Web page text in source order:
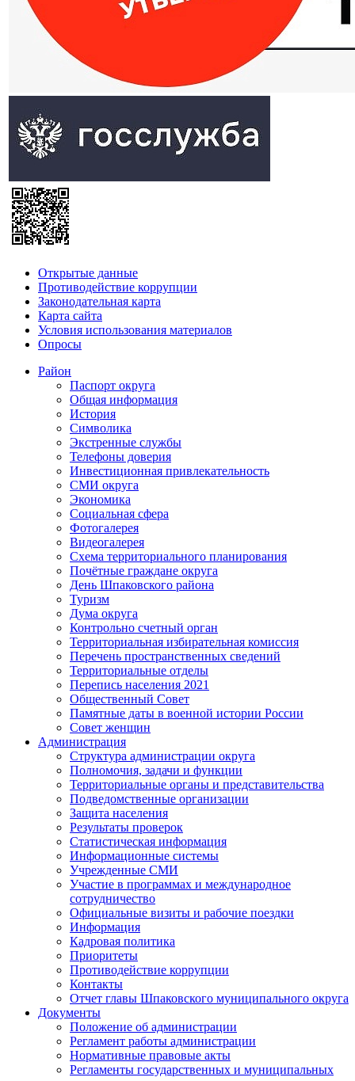
Открытые данные
Противодействие коррупции
Законодательная карта
Карта сайта
Условия использования материалов
Опросы
Район
Паспорт округа
Общая информация
История
Символика
Экстренные службы
Телефоны доверия
Инвестиционная привлекательность
СМИ округа
Экономика
Социальная сфера
Фотогалерея
Видеогалерея
Схема территориального планирования
Почётные граждане округа
День Шпаковского района
Туризм
Дума округа
Контрольно счетный орган
Территориальная избирательная комиссия
Перечень пространственных сведений
Территориальные отделы
Перепись населения 2021
Общественный Совет
Памятные даты в военной истории России
Совет женщин
Администрация
Структура администрации округа
Полномочия, задачи и функции
Территориальные органы и представительства
Подведомственные организации
Защита населения
Результаты проверок
Статистическая информация
Информационные системы
Учрежденные СМИ
Участие в программах и международное
сотрудничество
Официальные визиты и рабочие поездки
Информация
Кадровая политика
Приоритеты
Противодействие коррупции
Контакты
Отчет главы Шпаковского муниципального округа
Документы
Положение об администрации
Регламент работы администрации
Нормативные правовые акты
Регламенты государственных и муниципальных